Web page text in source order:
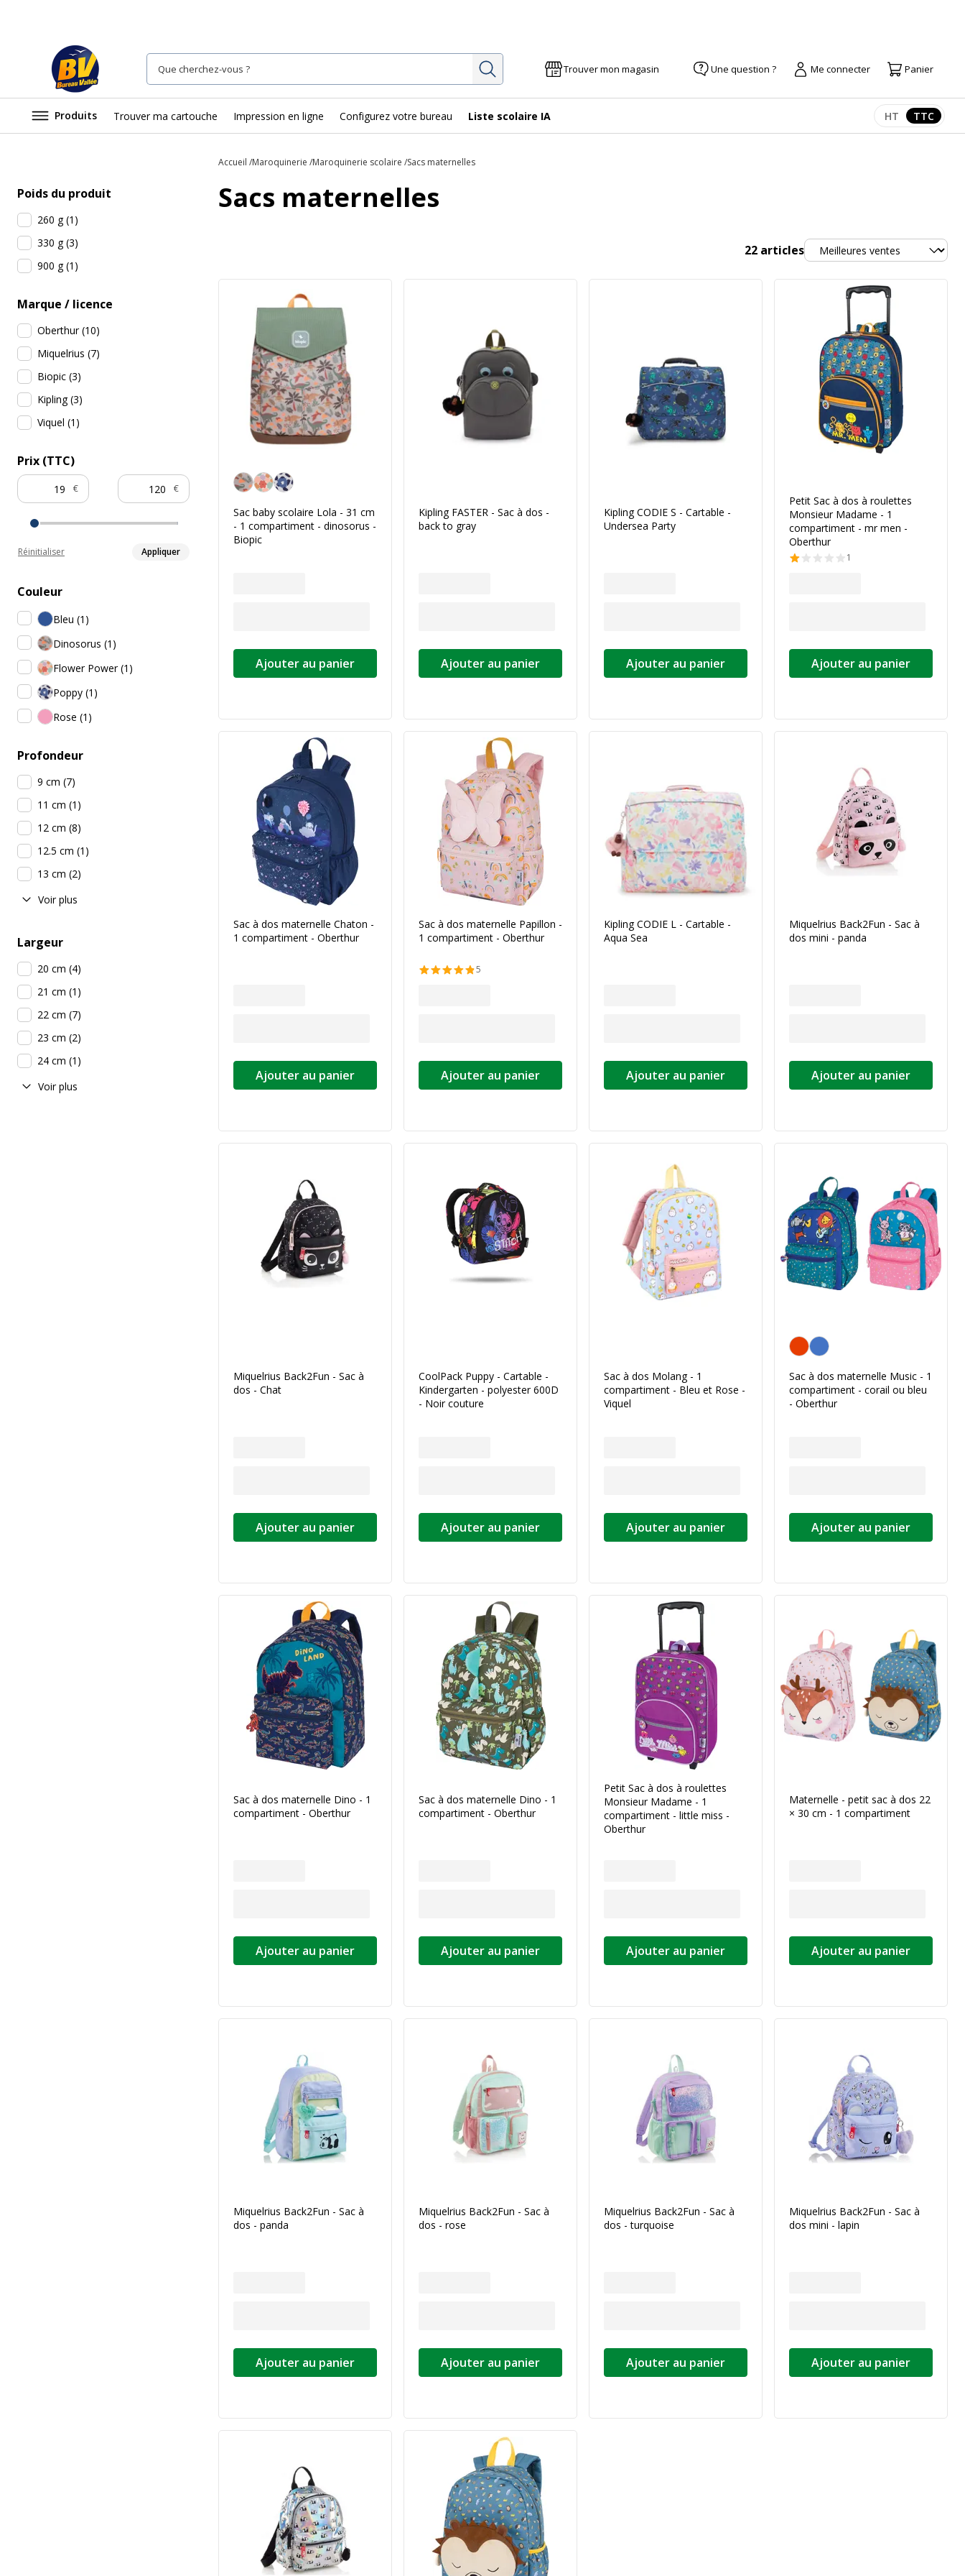
Rechercher Trouver mon magasin Une question ? Me connecter Panier
Produits Trouver ma cartouche Impression en ligne Configurez votre bureau Liste scolaire IA Afficher les
HT TTC
Poids du produit
260 g(1 )
330 g(3)
900 g(1 )
Marque / licence
Oberthur(10)
Miquelrius (7)
Biopic (3)
Kipling(3)
Viquel (1 )
Prix (TTC)
€ €
Réinitialiser Appliquer
Couleur
Bleu (1 )
Dinosorus (1 )
Flower Power(1 )
Poppy (1 )
Rose (1 )
Profondeur
9 cm (7)
11 cm (1 )
12 cm (8)
12.5 cm (1 )
13 cm (2)
Voir plus
Largeur
20 cm (4)
21 cm (1 )
22 cm (7)
23 cm (2)
24 cm (1 )
Voir plus
Accueil Maroquinerie Maroquinerie scolaire Sacs maternelles
Sacs maternelles
22 articlesTrier
Dinosorus
Sac baby scolaire Lola - 31 cm
- 1 compartiment - dinosorus -
Biopic
Ajouter au panier
Kipling FASTER - Sac à dos -
back to gray
Ajouter au panier
Kipling CODIE S - Cartable -
Undersea Party
Ajouter au panier
Petit Sac à dos à roulettes
Monsieur Madame - 1
compartiment - mr men -
Oberthur
1
Ajouter au panier
Sac à dos maternelle Chaton -
1 compartiment - Oberthur
Ajouter au panier
Sac à dos maternelle Papillon -
1 compartiment - Oberthur
5
Ajouter au panier
Kipling CODIE L - Cartable -
Aqua Sea
Ajouter au panier
Miquelrius Back2Fun - Sac à
dos mini - panda
Ajouter au panier
Miquelrius Back2Fun - Sac à
dos - Chat
Ajouter au panier
CoolPack Puppy - Cartable -
Kindergarten - polyester 600D
- Noir couture
Ajouter au panier
Sac à dos Molang - 1
compartiment - Bleu et Rose -
Viquel
Ajouter au panier
Personnalisation de la couleur
Sac à dos maternelle Music - 1
compartiment - corail ou bleu
- Oberthur
Ajouter au panier
Sac à dos maternelle Dino - 1
compartiment - Oberthur
Ajouter au panier
Sac à dos maternelle Dino - 1
compartiment - Oberthur
Ajouter au panier
Petit Sac à dos à roulettes
Monsieur Madame - 1
compartiment - little miss -
Oberthur
Ajouter au panier
Maternelle - petit sac à dos 22
× 30 cm - 1 compartiment
Ajouter au panier
Miquelrius Back2Fun - Sac à
dos - panda
Ajouter au panier
Miquelrius Back2Fun - Sac à
dos - rose
Ajouter au panier
Miquelrius Back2Fun - Sac à
dos - turquoise
Ajouter au panier
Miquelrius Back2Fun - Sac à
dos mini - lapin
Ajouter au panier